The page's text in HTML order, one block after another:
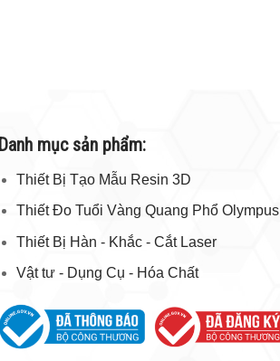
Danh mục sản phẩm:
Thiết Bị Tạo Mẫu Resin 3D
Thiết Đo Tuổi Vàng Quang Phổ Olympus
Thiết Bị Hàn - Khắc - Cắt Laser
Vật tư - Dụng Cụ - Hóa Chất